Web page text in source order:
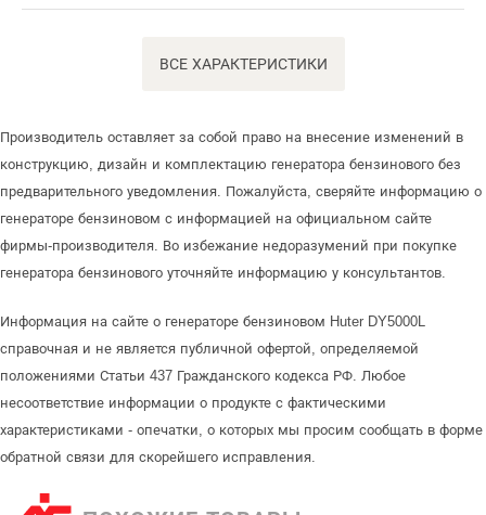
ВСЕ ХАРАКТЕРИСТИКИ
Производитель оставляет за собой право на внесение изменений в
конструкцию, дизайн и комплектацию генератора бензинового без
предварительного уведомления. Пожалуйста, сверяйте информацию о
генераторе бензиновом с информацией на официальном сайте
фирмы-производителя. Во избежание недоразумений при покупке
генератора бензинового уточняйте информацию у консультантов.
Информация на сайте о генераторе бензиновом Huter DY5000L
справочная и не является публичной офертой, определяемой
положениями Статьи 437 Гражданского кодекса РФ. Любое
несоответствие информации о продукте с фактическими
характеристиками - опечатки, о которых мы просим сообщать в форме
обратной связи для скорейшего исправления.